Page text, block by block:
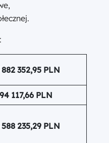
352,95 PLN
117,66 PLN
235,29 PLN